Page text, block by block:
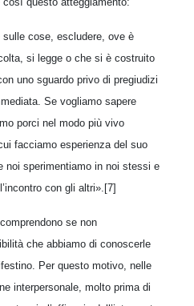
cose, escludere, ove è
si legge o che si è costruito
uno sguardo privo di pregiudizi
Se vogliamo sapere
porci nel modo più vivo
facciamo esperienza del suo
noi sperimentiamo in noi stessi e
con gli altri».[7]
se non
che abbiamo di conoscerle
Per questo motivo, nelle
interpersonale, molto prima di